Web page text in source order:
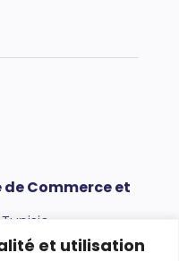
et utilisation
Commerce et